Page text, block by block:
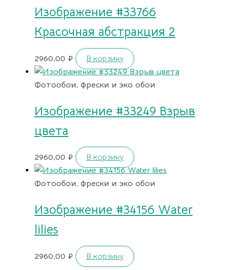
Изображение #33766
Красочная абстракция 2
2960,00 ₽ В корзину
Фотообои, фрески и эко обои
Изображение #33249 Взрыв
цвета
2960,00 ₽ В корзину
Фотообои, фрески и эко обои
Изображение #34156 Water
lilies
2960,00 ₽ В корзину